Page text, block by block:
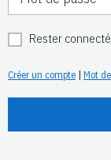
Rester connecté
Créer un compte | Mot